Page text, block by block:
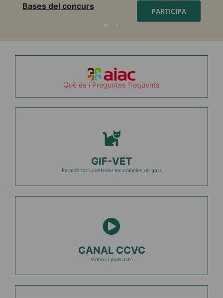
Bases del concurs
PARTICIPA
Què és i Preguntes freqüents
GIF-VET
Estabilitzar i controlar les colònies de gats
CANAL CCVC
Videos i podcasts